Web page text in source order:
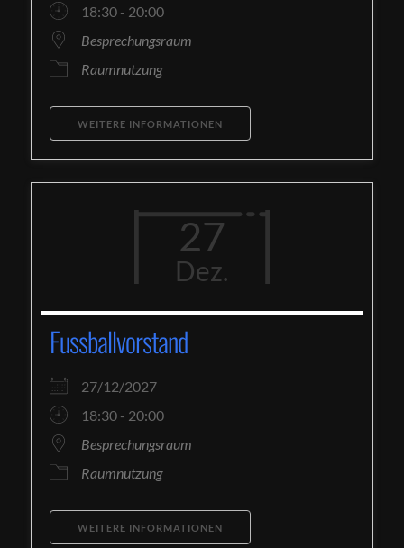
18:30 - 20:00
Besprechungsraum
Raumnutzung
WEITERE INFORMATIONEN
27
Dez.
Fussballvorstand
27/12/2027
18:30 - 20:00
Besprechungsraum
Raumnutzung
WEITERE INFORMATIONEN